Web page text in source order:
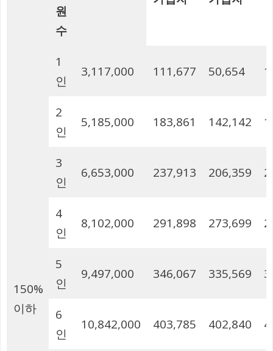
원
수
150%
이하
1
인
3,117,000 111,677 50,654
2
인
5,185,000 183,861 142,142
3
인
6,653,000 237,913 206,359
4
인
8,102,000 291,898 273,699
5
인
9,497,000 346,067 335,569
6
인
10,842,000 403,785 402,840